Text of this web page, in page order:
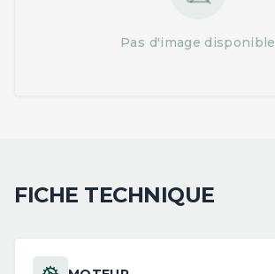
Pas d'image disponible
FICHE TECHNIQUE